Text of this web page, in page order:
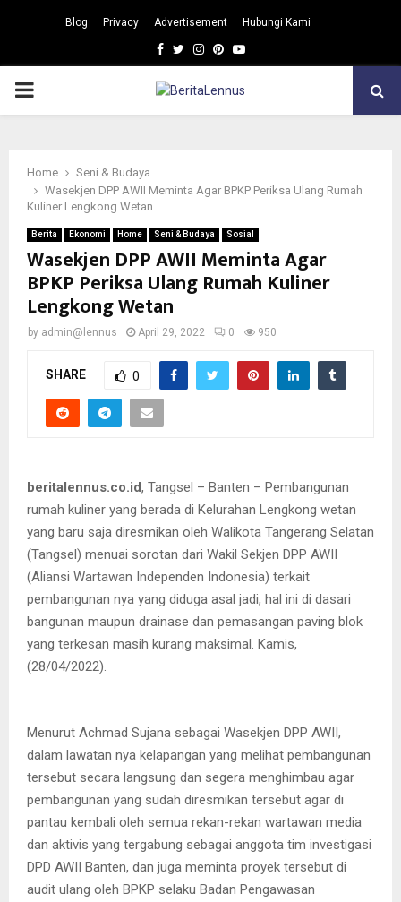
Blog Privacy Advertisement Hubungi Kami
Facebook
TwitterInstagram
Pinterest
Youtube
PRIMARY
Home
Seni & Budaya
Wasekjen DPP AWII Meminta Agar BPKP Periksa Ulang Rumah
Kuliner Lengkong Wetan
Berita Ekonomi Home Seni & Budaya Sosial
Wasekjen DPP AWII Meminta Agar
BPKP Periksa Ulang Rumah Kuliner
Lengkong Wetan
by admin@lennus April 29, 2022 0 950
SHARE 0
beritalennus.co.id, Tangsel – Banten – Pembangunan
rumah kuliner yang berada di Kelurahan Lengkong wetan
yang baru saja diresmikan oleh Walikota Tangerang Selatan
(Tangsel) menuai sorotan dari Wakil Sekjen DPP AWII
(Aliansi Wartawan Independen Indonesia) terkait
pembangunan nya yang diduga asal jadi, hal ini di dasari
bangunan maupun drainase dan pemasangan paving blok
yang terkesan masih kurang maksimal. Kamis,
(28/04/2022).
Menurut Achmad Sujana sebagai Wasekjen DPP AWII,
dalam lawatan nya kelapangan yang melihat pembangunan
tersebut secara langsung dan segera menghimbau agar
pembangunan yang sudah diresmikan tersebut agar di
pantau kembali oleh semua rekan-rekan wartawan media
dan aktivis yang tergabung sebagai anggota tim investigasi
DPD AWII Banten, dan juga meminta proyek tersebut di
audit ulang oleh BPKP selaku Badan Pengawasan